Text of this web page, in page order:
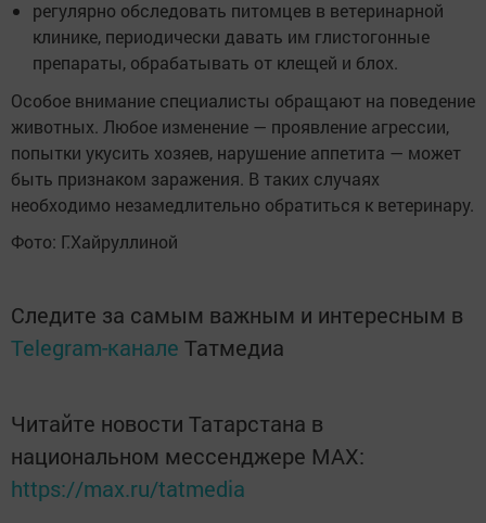
регулярно обследовать питомцев в ветеринарной
клинике, периодически давать им глистогонные
препараты, обрабатывать от клещей и блох.
Особое внимание специалисты обращают на поведение
животных. Любое изменение — проявление агрессии,
попытки укусить хозяев, нарушение аппетита — может
быть признаком заражения. В таких случаях
необходимо незамедлительно обратиться к ветеринару.
Фото: Г.Хайруллиной
Следите за самым важным и интересным в
Telegram-канале Татмедиа
Читайте новости Татарстана в
национальном мессенджере MАХ:
https://max.ru/tatmedia